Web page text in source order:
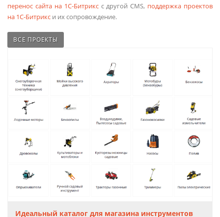
перенос сайта на 1С-Битриксс другой CMS, поддержка проектов
на 1С-Битрикс и их сопровождение.
ВСЕ ПРОЕКТЫ
Идеальный каталог для магазина инструментов